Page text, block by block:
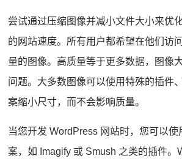
尝试通过压缩图像并减小文件大小来优化
的网站速度。 所有用户都希望在他们访
量的图像。 高质量等于更多数据，图像
问题。 大多数图像可以使用特殊的插件
案缩小尺寸，而不会影响质量。
当您开发 WordPress 网站时，您可以使
案，如 Imagify 或 Smush 之类的插件。